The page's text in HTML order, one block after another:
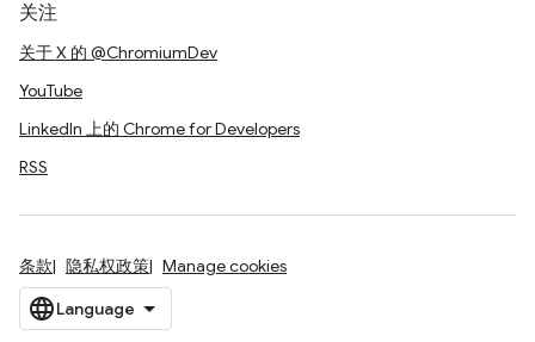
关注
关于 X 的 @ChromiumDev
YouTube
LinkedIn 上的 Chrome for Developers
RSS
条款 隐私权政策 Manage cookies